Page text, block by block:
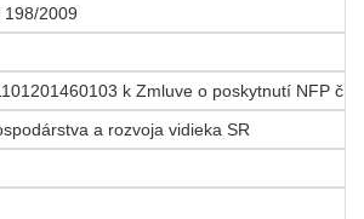
198/2009
k Zmluve o poskytnutí NFP
a rozvoja vidieka SR